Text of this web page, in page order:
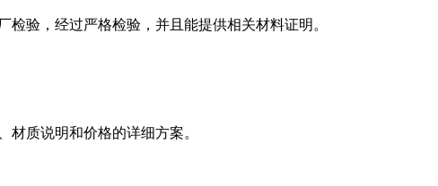
验，经过严格检验，并且能提供相关材料证明。
质说明和价格的详细方案。